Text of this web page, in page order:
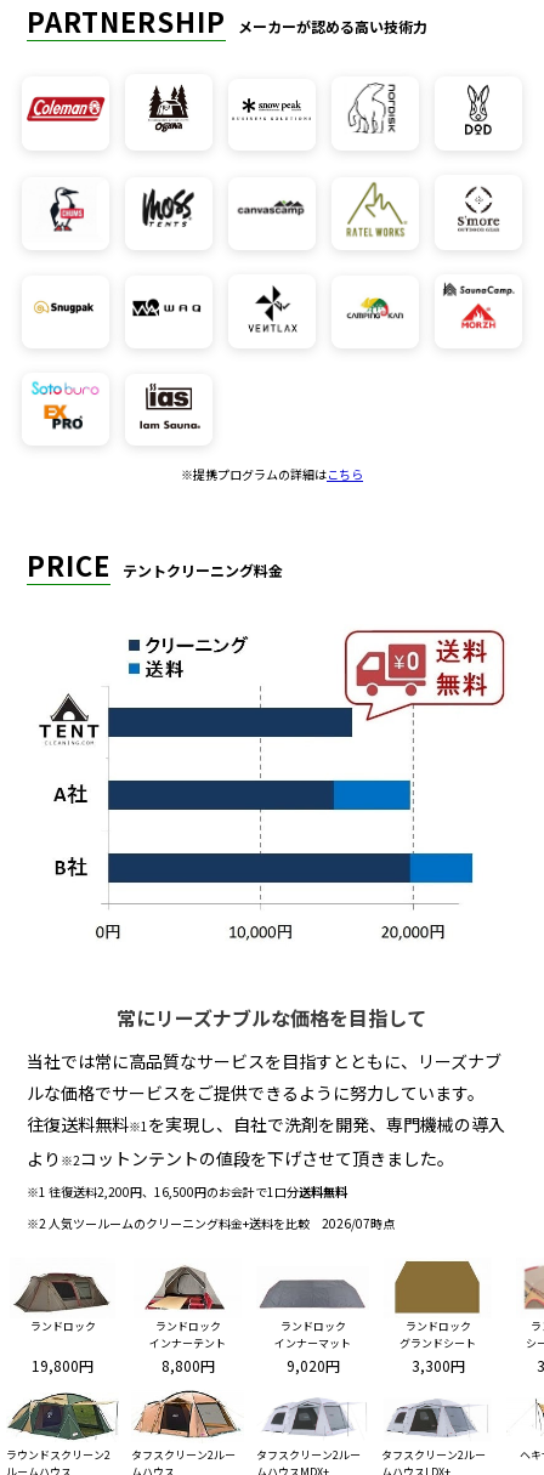
PARTNERSHIP メーカーが認める高い技術力
※提携プログラムの詳細はこちら
PRICE テントクリーニング料金
常にリーズナブルな価格を目指して
当社では常に高品質なサービスを目指すとともに、リーズナブ
ルな価格でサービスをご提供できるように努力しています。
往復送料無料※1を実現し、自社で洗剤を開発、専門機械の導入
より ※2コットンテントの値段を下げさせて頂きました。
※1 往復送料2,200円、16,500円のお会計で1口分送料無料
※2 人気ツールームのクリーニング料金+送料を比較 2026/07時点
ランドロック
19,800円
ランドロック
インナーテント
8,800円
ランドロック
インナーマット
9,020円
ランドロック
グランドシート
3,300円
シ
ラウンドスクリーン2
タフスクリーン2ルー
タフスクリーン2ルー
タフスクリーン2ルー
ヘキ